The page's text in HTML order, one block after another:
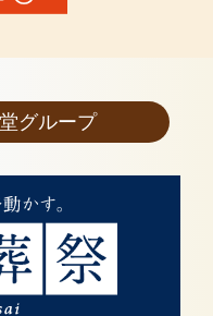
グループ